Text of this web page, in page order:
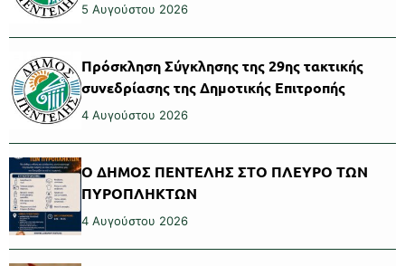
5 Αυγούστου 2026
Πρόσκληση Σύγκλησης της 29ης τακτικής
συνεδρίασης της Δημοτικής Επιτροπής
4 Αυγούστου 2026
Ο ΔΗΜΟΣ ΠΕΝΤΕΛΗΣ ΣΤΟ ΠΛΕΥΡΟ ΤΩΝ
ΠΥΡΟΠΛΗΚΤΩΝ
4 Αυγούστου 2026